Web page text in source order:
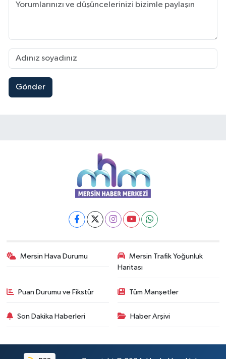
Gönder
Mersin Hava Durumu
Mersin Trafik Yoğunluk
Haritası
Puan Durumu ve Fikstür Tüm Manşetler
Son Dakika Haberleri Haber Arşivi